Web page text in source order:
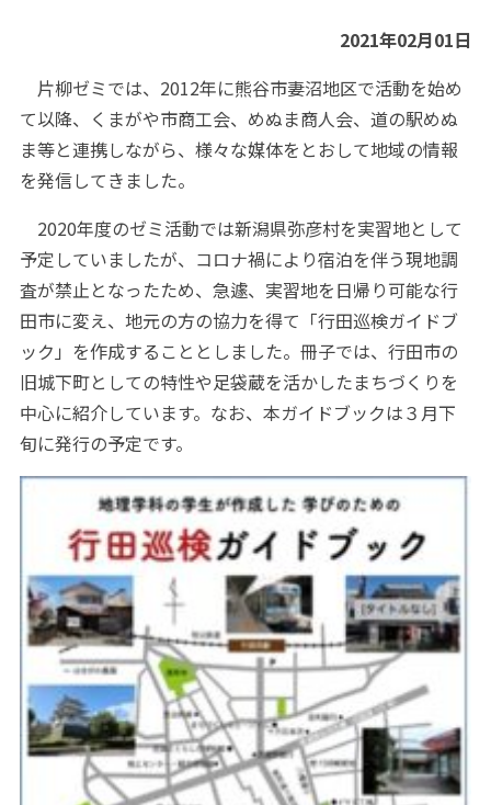
2021年02月01日
片柳ゼミでは、2012年に熊谷市妻沼地区で活動を始め
て以降、くまがや市商工会、めぬま商人会、道の駅めぬ
ま等と連携しながら、様々な媒体をとおして地域の情報
を発信してきました。
2020年度のゼミ活動では新潟県弥彦村を実習地として
予定していましたが、コロナ禍により宿泊を伴う現地調
査が禁止となったため、急遽、実習地を日帰り可能な行
田市に変え、地元の方の協力を得て「行田巡検ガイドブ
ック」を作成することとしました。冊子では、行田市の
旧城下町としての特性や足袋蔵を活かしたまちづくりを
中心に紹介しています。なお、本ガイドブックは３月下
旬に発行の予定です。